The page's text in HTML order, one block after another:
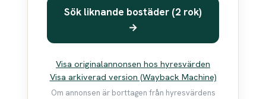
Sök liknande bostäder (2 rok)
→
Visa originalannonsen hos hyresvärden
Visa arkiverad version (Wayback Machine)
Om annonsen är borttagen från hyresvärdens